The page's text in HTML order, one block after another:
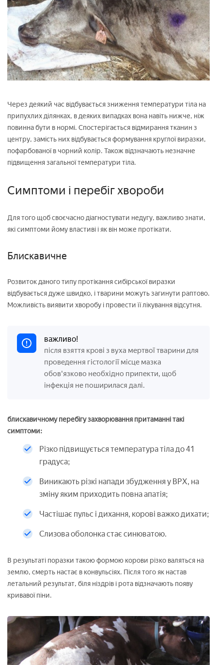
Через деякий час відбувається зниження температури тіла на
припухлих ділянках, в деяких випадках вона навіть нижче, ніж
повинна бути в нормі. Спостерігається відмирання тканин з
центру, замість них відбувається формування круглої виразки,
пофарбованої в чорний колір. Також відзначають незначне
підвищення загальної температури тіла.
Симптоми і перебіг хвороби
Для того щоб своєчасно діагностувати недугу, важливо знати,
які симптоми йому властиві і як він може протікати.
Блискавичне
Розвиток даного типу протікання сибірської виразки
відбувається дуже швидко, і тварини можуть загинути раптово.
Можливість виявити хворобу і провести її лікування відсутня.
важливо!
після взяття крові з вуха мертвої тварини для
проведення гістології місце мазка
обов'язково необхідно припекти, щоб
інфекція не поширилася далі.
блискавичному перебігу захворювання притаманні такі
симптоми:
Різко підвищується температура тіла до 41
градуса;
Виникають різкі напади збудження у ВРХ, на
зміну яким приходить повна апатія;
Частішає пульс і дихання, корові важко дихати;
Слизова оболонка стає синюватою.
В результаті поразки такою формою корови різко валяться на
землю, смерть настає в конвульсіях. Після того як настав
летальний результат, біля ніздрів і рота відзначають появу
кривавої піни.